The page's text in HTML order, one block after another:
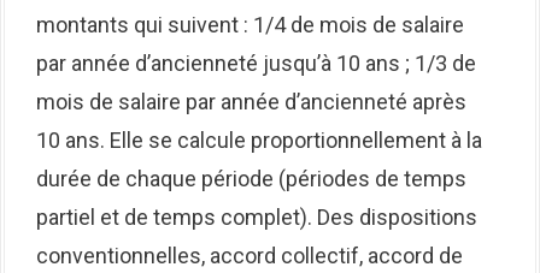
montants qui suivent : 1/4 de mois de salaire
par année d’ancienneté jusqu’à 10 ans ; 1/3 de
mois de salaire par année d’ancienneté après
10 ans. Elle se calcule proportionnellement à la
durée de chaque période (périodes de temps
partiel et de temps complet). Des dispositions
conventionnelles, accord collectif, accord de